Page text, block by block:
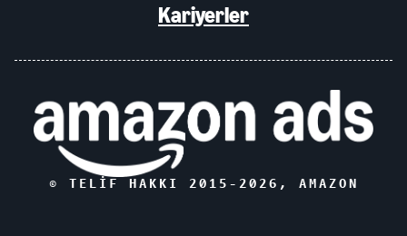
Kariyerler
© TELIF HAKKI 2015- 2026 , AMAZON